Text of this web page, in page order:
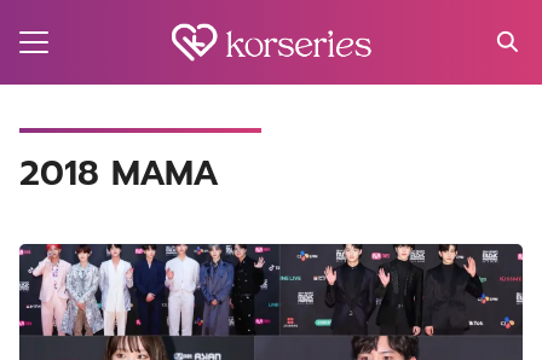
2018 MAMA